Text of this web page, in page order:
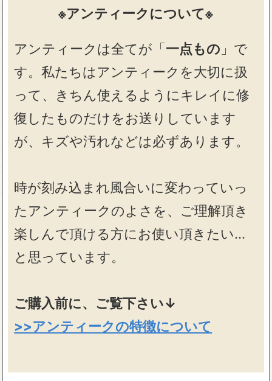
※アンティークについて※
アンティークは全てが「 一点もの 」で
す。私たちはアンティークを大切に扱
って、きちん使えるようにキレイに修
復したものだけをお送りしています
が、キズや汚れなどは必ずあります。
時が刻み込まれ風合いに変わっていっ
たアンティークのよさを、ご理解頂き
楽しんで頂ける方にお使い頂きたい…
と思っています。
ご購入前に、ご覧下さい↓
>>アンティークの特徴について